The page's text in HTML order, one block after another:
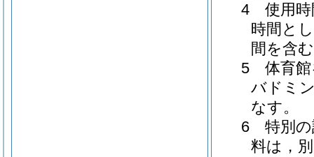
4 使用時
時間と
間を含
5 体育館
バドミ
なす。
6 特別の
料は，